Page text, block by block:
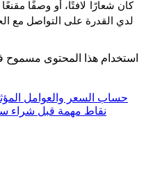
كان شعارًا لافتًا، أو وصفًا
لدي القدرة على التواصل مع
استخدام هذا المحتوى
حساب السعر والعوامل
نقاط مهمة قبل شراء